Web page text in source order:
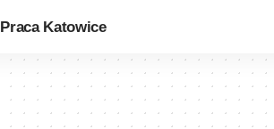
Praca Katowice